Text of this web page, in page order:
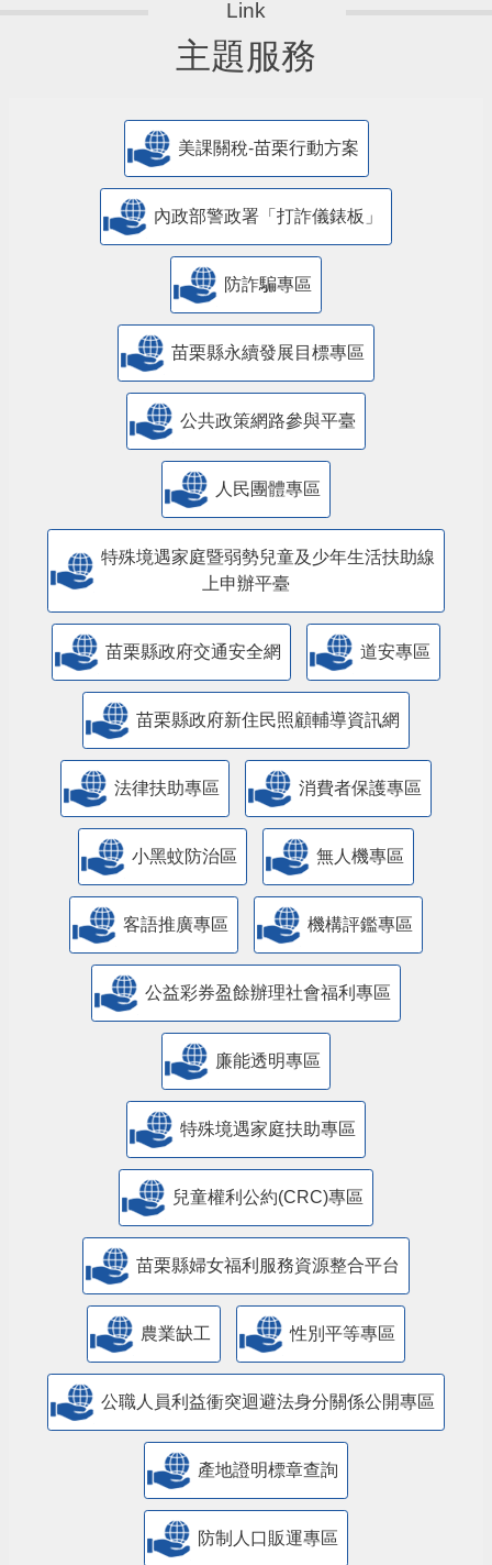
主題服務
美課關稅-苗栗行動方案
內政部警政署「打詐儀錶板」
防詐騙專區
苗栗縣永續發展目標專區
公共政策網路參與平臺
人民團體專區
特殊境遇家庭暨弱勢兒童及少年生活扶助線
上申辦平臺
苗栗縣政府交通安全網 道安專區
苗栗縣政府新住民照顧輔導資訊網
法律扶助專區 消費者保護專區
小黑蚊防治區 無人機專區
客語推廣專區 機構評鑑專區
公益彩券盈餘辦理社會福利專區
廉能透明專區
特殊境遇家庭扶助專區
兒童權利公約(CRC)專區
苗栗縣婦女福利服務資源整合平台
農業缺工 性別平等專區
公職人員利益衝突迴避法身分關係公開專區
產地證明標章查詢
防制人口販運專區